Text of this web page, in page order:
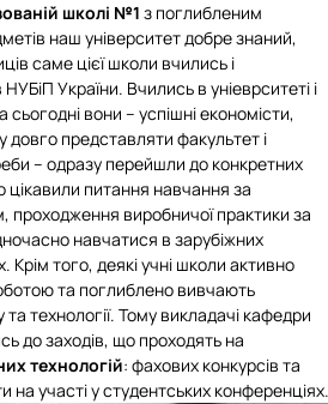
школі №1 з поглибленим
наш університет добре знаний,
саме цієї школи вчились і
України. Вчились в уніеврситеті і
сьогодні вони – успішні економісти,
представляти факультет і
– одразу перейшли до конкретних
цікавили питання навчання за
виробничої практики за
навчатися в зарубіжних
Крім того, деякі учні школи активно
та поглиблено вивчають
технології. Тому викладачі кафедри
до заходів, що проходять на
технологій: фахових конкурсів та
на участі у студентських конференціях.